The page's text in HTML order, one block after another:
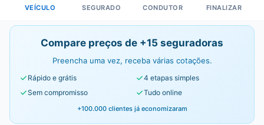
VEÍCULO SEGURADO CONDUTOR FINALIZAR
Compare preços de +15 seguradoras
Preencha uma vez, receba várias cotações.
Rápido e grátis
4 etapas simples
Sem compromisso
Tudo online
+100.000 clientes já economizaram